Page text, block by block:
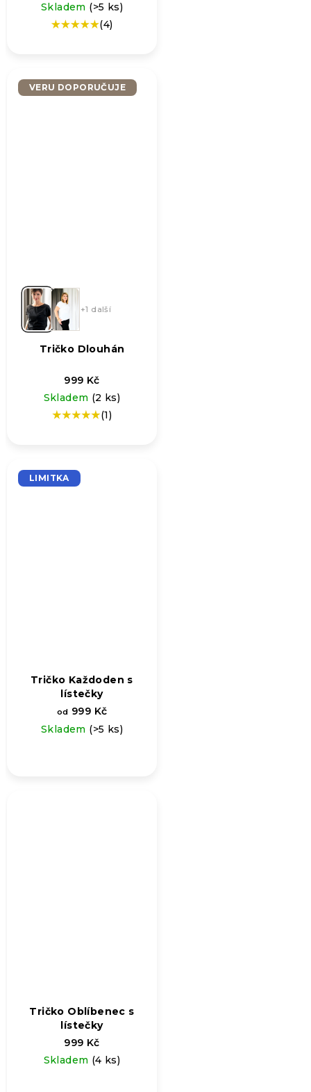
Skladem (>5 ks)
Průměrné
5,0
z
(4)
VERU DOPORUČUJE
+1 další
Tričko Dlouhán
999 Kč
Skladem (2 ks)
Průměrné
5,0
z
(1)
LIMITKA
Tričko Každoden s
lístečky
od 999 Kč
Skladem (>5 ks)
Tričko Oblíbenec s
lístečky
999 Kč
Skladem (4 ks)